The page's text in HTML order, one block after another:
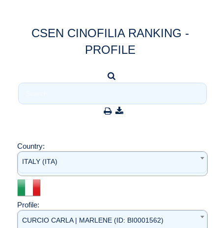
CSEN CINOFILIA RANKING -
PROFILE
Country:
ITALY (ITA)
Profile:
CURCIO CARLA | MARLENE (ID: BI0001562)